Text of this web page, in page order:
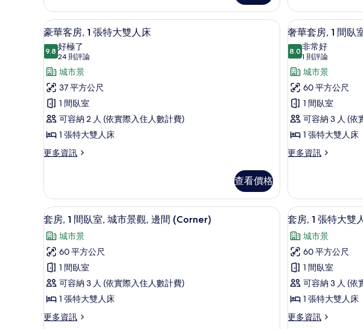
所
有
相
片
套
房,
1
臥
的
詳
情
人
床
的
所
有
相
片
客
房,
1
特
雙
人
床
的
詳
顯
示
豪
華
客
房,
1
張
特
人
床
的
所
有
相
片
高級寢具、舒適加層、迷你吧、客房內保險箱
7
豪華客房, 1 張特大雙人床
9.89.8 分，滿分 10 分
好極了
24 則評論
(24
則
評
論)
城市景
37 平方公尺
1 間臥室
可容納 2 人 (依實際入住人數計費)
1 張特大雙人床
更多資訊
更
客
房,
1
特
大
雙
人
床
的
詳
情
查看價格
顯
示
奢
華
套
房,
1
間
臥
市
景
觀
的
所
有
相
片
6
奢華套房, 1 間臥
8.08.0 分，滿分 10 分
非常好
1 則評論
(1
則
評
論)
城市景
60 平方公尺
1 間臥室
可容納 3 人 (依
1 張特大雙人床
更多資訊
更
套
房,
1
臥
室,
城
市
景
觀
的
詳
顯
示
套
房,
間
臥
室,
套房, 1 間臥室, 城市景觀, 邊間 (Corner) | 客廳 | LED 液晶
9
套房, 1 間臥室, 城市景觀, 邊間 (Corner)
城市景
60 平方公尺
1 間臥室
可容納 3 人 (依實際入住人數計費)
1 張特大雙人床
更多資訊
更
顯
示
套
房,
張
特
大
9
套房, 1 張特大雙
城市景
60 平方公尺
1 間臥室
可容納 3 人 (依
1 張特大雙人床
更多資訊
更